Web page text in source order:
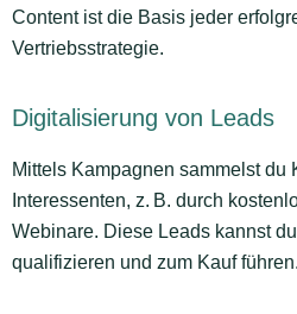
Content ist die Basis jeder
Vertriebsstrategie.
Digitalisierung von Leads
Mittels Kampagnen sammelst du
Interessenten, z. B. durch
Webinare. Diese Leads kannst
qualifizieren und zum Kauf führen.